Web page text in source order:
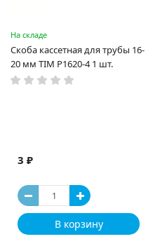
На складе
Скоба кассетная для трубы 16-
20 мм TIM P1620-4 1 шт.
3 ₽
В корзину